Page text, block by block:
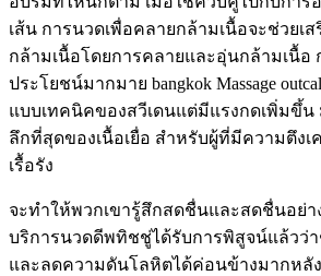
เส้น การนวดเพื่อคลายกล้ามเนื้อจะช่วยเส
กล้ามเนื้อโดยการคลายและอุ่นกล้ามเนื้
ประโยชน์มากมาย bangkok Massage
แบบเทคนิคของสวีเดนแต่มีแรงกดเพิ่มขึ้
ลึกที่สุดของเนื้อเยื่อ สำหรับผู้ที่มีความตึงเ
เรื้อรัง
จะทำให้พวกเขารู้สึกสดชื่นและสดชื่นอย่า
บริการนวดดีพทิชชู่ได้รับการพิสูจน์แล้วว่
และลดความดันโลหิตได้ค่อนข้างมากหลัง